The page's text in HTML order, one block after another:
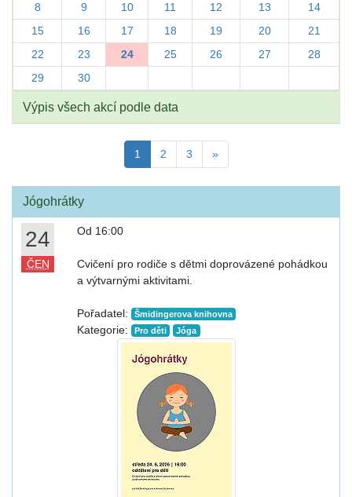
8
9 10 11 12 13
14
15
16 17 18 19 20
21
22
23 24 25 26 27
28
29
30
Výpis všech akcí podle data
1 2 3 »
Jógohrátky
24
ČEN
Od 16:00
Cvičení pro rodiče s dětmi doprovázené pohádkou
a výtvarnými aktivitami.
Pořadatel: Šmidingerova knihovna
Kategorie: Pro děti Jóga